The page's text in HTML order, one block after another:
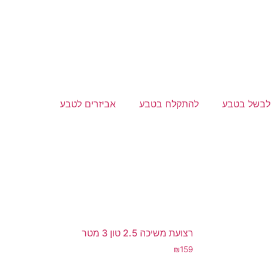
לבשל בטבע להתקלח בטבע אביזרים לטבע
רצועת משיכה 2.5 טון 3 מטר
₪159